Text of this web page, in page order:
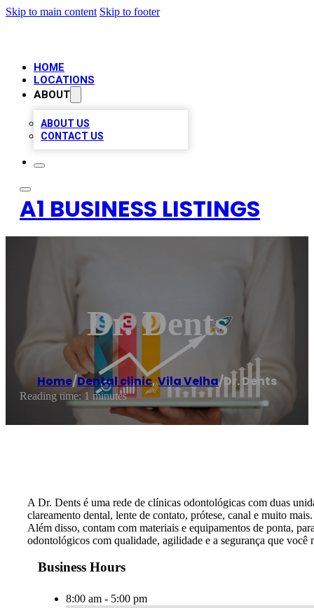
Skip to main content Skip to footer
HOME
LOCATIONS
ABOUT
ABOUT US
CONTACT US
A1 BUSINESS LISTINGS
Dr. Dents
Home/Dental clinic,Vila Velha/Dr. Dents
Reading time: 1 minutes
A Dr. Dents é uma rede de clínicas odontológicas com duas
clareamento dental, lente de contato, prótese, canal e muito
Além disso, contam com materiais e equipamentos de ponta,
odontológicos com qualidade, agilidade e a segurança que você
Business Hours
8:00 am - 5:00 pm